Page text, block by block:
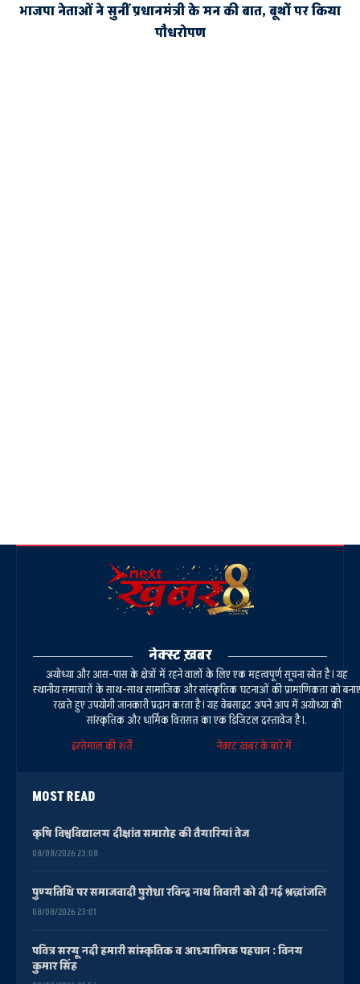
भाजपा नेताओं ने सुनीं प्रधानमंत्री के मन की बात, बूथों पर किया
पौधरोपण
नेक्स्ट ख़बर
अयोध्या और आस-पास के क्षेत्रों में रहने वालों के लिए एक महत्वपूर्ण सूचना स्रोत है। यह
स्थानीय समाचारों के साथ-साथ सामाजिक और सांस्कृतिक घटनाओं की प्रामाणिकता को बनाए
रखते हुए उपयोगी जानकारी प्रदान करता है। यह वेबसाइट अपने आप में अयोध्या की
सांस्कृतिक और धार्मिक विरासत का एक डिजिटल दस्तावेज है।.
इस्तेमाल की शर्तें
नेक्स्ट ख़बर के बारे में
MOST READ
कृषि विश्वविद्यालय दीक्षांत समारोह की तैयारियां तेज
08/08/2026 23:08
पुण्यतिथि पर समाजवादी पुरोधा रविन्द्र नाथ तिवारी को दी गई श्रद्धांजलि
08/08/2026 23:01
पवित्र सरयू नदी हमारी सांस्कृतिक व आध्यात्मिक पहचान : विनय
कुमार सिंह